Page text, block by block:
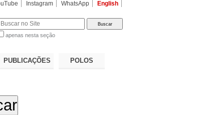
Instagram WhatsApp English
apenas nesta seção
PUBLICAÇÕES POLOS